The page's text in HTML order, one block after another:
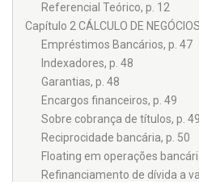
Referencial Teórico, p. 12
Capítulo 2 CÁLCULO DE
Empréstimos Bancários, p. 47
Indexadores, p. 48
Garantias, p. 48
Encargos financeiros, p. 49
Sobre cobrança de títulos, p. 49
Reciprocidade bancária, p. 50
Floating em operações
Refinanciamento de dívida a